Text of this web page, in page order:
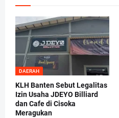
DAERAH
KLH Banten Sebut Legalitas
Izin Usaha JDEYO Billiard
dan Cafe di Cisoka
Meragukan